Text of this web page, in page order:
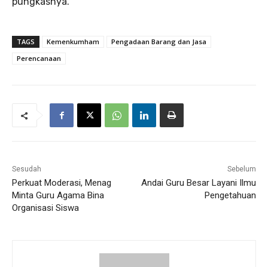
TAGS Kemenkumham
Pengadaan Barang dan Jasa
Perencanaan
Sesudah
Perkuat Moderasi, Menag
Minta Guru Agama Bina
Organisasi Siswa
Sebelum
Andai Guru Besar Layani Ilmu
Pengetahuan